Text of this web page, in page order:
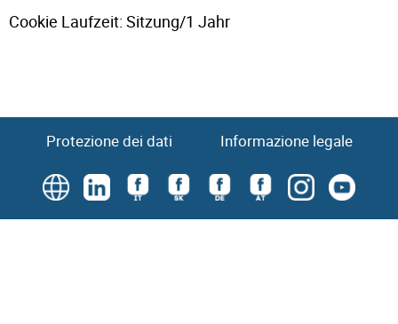
Cookie Laufzeit: Sitzung/1 Jahr
Protezione dei dati Informazione legale